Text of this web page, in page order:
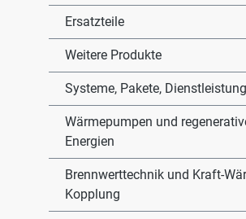
Ersatzteile
Weitere Produkte
Systeme, Pakete,
Wärmepumpen und
Energien
Brennwerttechnik und Kraft-
Kopplung